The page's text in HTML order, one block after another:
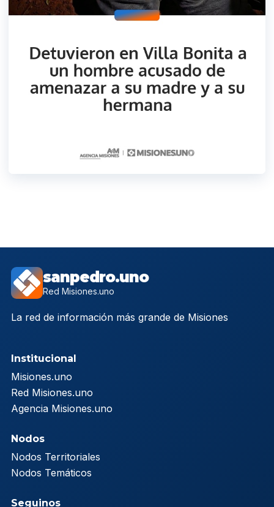
sanpedro.uno
Red Misiones.uno
La red de información más grande de Misiones
Institucional
Misiones.uno
Red Misiones.uno
Agencia Misiones.uno
Nodos
Nodos Territoriales
Nodos Temáticos
Seguinos